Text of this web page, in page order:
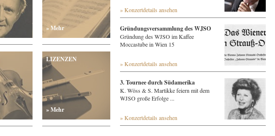
» Mehr
LIZENZEN
» Mehr
» Konzertdetails ansehen
Gründungsversammlung des WJSO
Gründung des WJSO im Kaffee
Moccastube in Wien 15
» Konzertdetails ansehen
3. Tournee durch Südamerika
K. Wöss & S. Martikke feiern mit dem
WJSO große Erfolge ...
» Konzertdetails ansehen